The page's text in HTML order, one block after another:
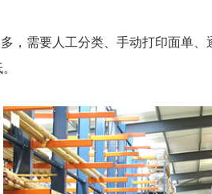
，需要人工分类、手动打印面单